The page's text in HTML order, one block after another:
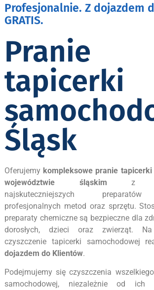
Profesjonalnie. Z dojazdem
GRATIS.
Pranie
tapicerki
Śląsk
Oferujemy kompleksowe pranie
województwie śląskim z
najskuteczniejszych
profesjonalnych metod oraz sprzętu.
preparaty chemiczne są bezpieczne dla
dorosłych, dzieci oraz zwierząt.
czyszczenie tapicerki samochodowej
dojazdem do Klientów.
Podejmujemy się czyszczenia
samochodowej, niezależnie od